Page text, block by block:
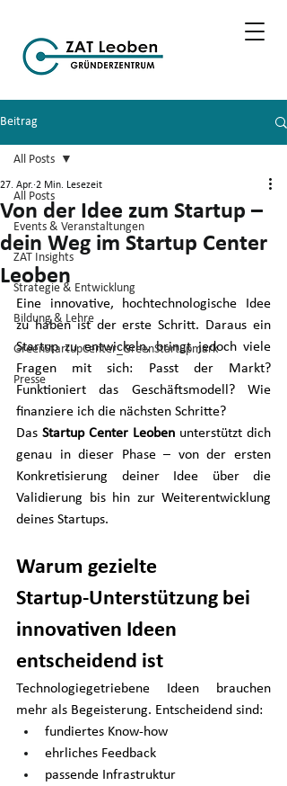
Beitrag
All Posts
Events & Veranstaltungen
ZAT Insights
Strategie & Entwicklung
Bildung & Lehre
GreenStartupCenter_GreenStartupmark
Presse
All Posts
Von der Idee zum Startup –
dein Weg im Startup Center
Leoben
27. Apr. 2 Min. Lesezeit
Eine innovative, hochtechnologische Idee
zu haben ist der erste Schritt. Daraus ein
Startup zu entwickeln, bringt jedoch viele
Fragen mit sich: Passt der Markt?
Funktioniert das Geschäftsmodell? Wie
finanziere ich die nächsten Schritte?
Das Startup Center Leoben unterstützt dich
genau in dieser Phase – von der ersten
Konkretisierung deiner Idee über die
Validierung bis hin zur Weiterentwicklung
deines Startups.
Warum gezielte
Startup‑Unterstützung bei
innovativen Ideen
entscheidend ist
Technologiegetriebene Ideen brauchen
mehr als Begeisterung. Entscheidend sind:
fundiertes Know-how
ehrliches Feedback
passende Infrastruktur